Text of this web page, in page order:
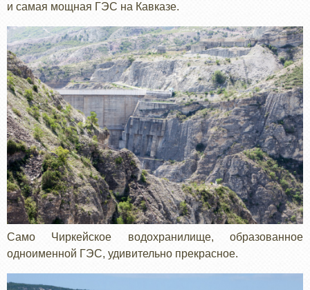
и самая мощная ГЭС на Кавказе.
Само Чиркейское водохранилище, образованное
одноименной ГЭС, удивительно прекрасное.